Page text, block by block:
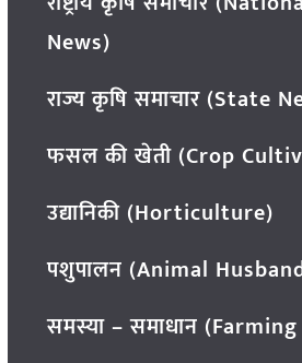
News)
राज्य कृषि समाचार (State
फसल की खेती (Crop
उद्यानिकी (Horticulture)
पशुपालन (Animal
समस्या – समाधान